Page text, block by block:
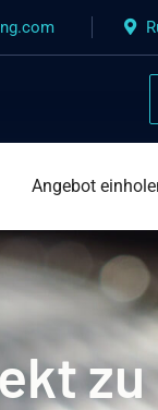
Angebot
zu